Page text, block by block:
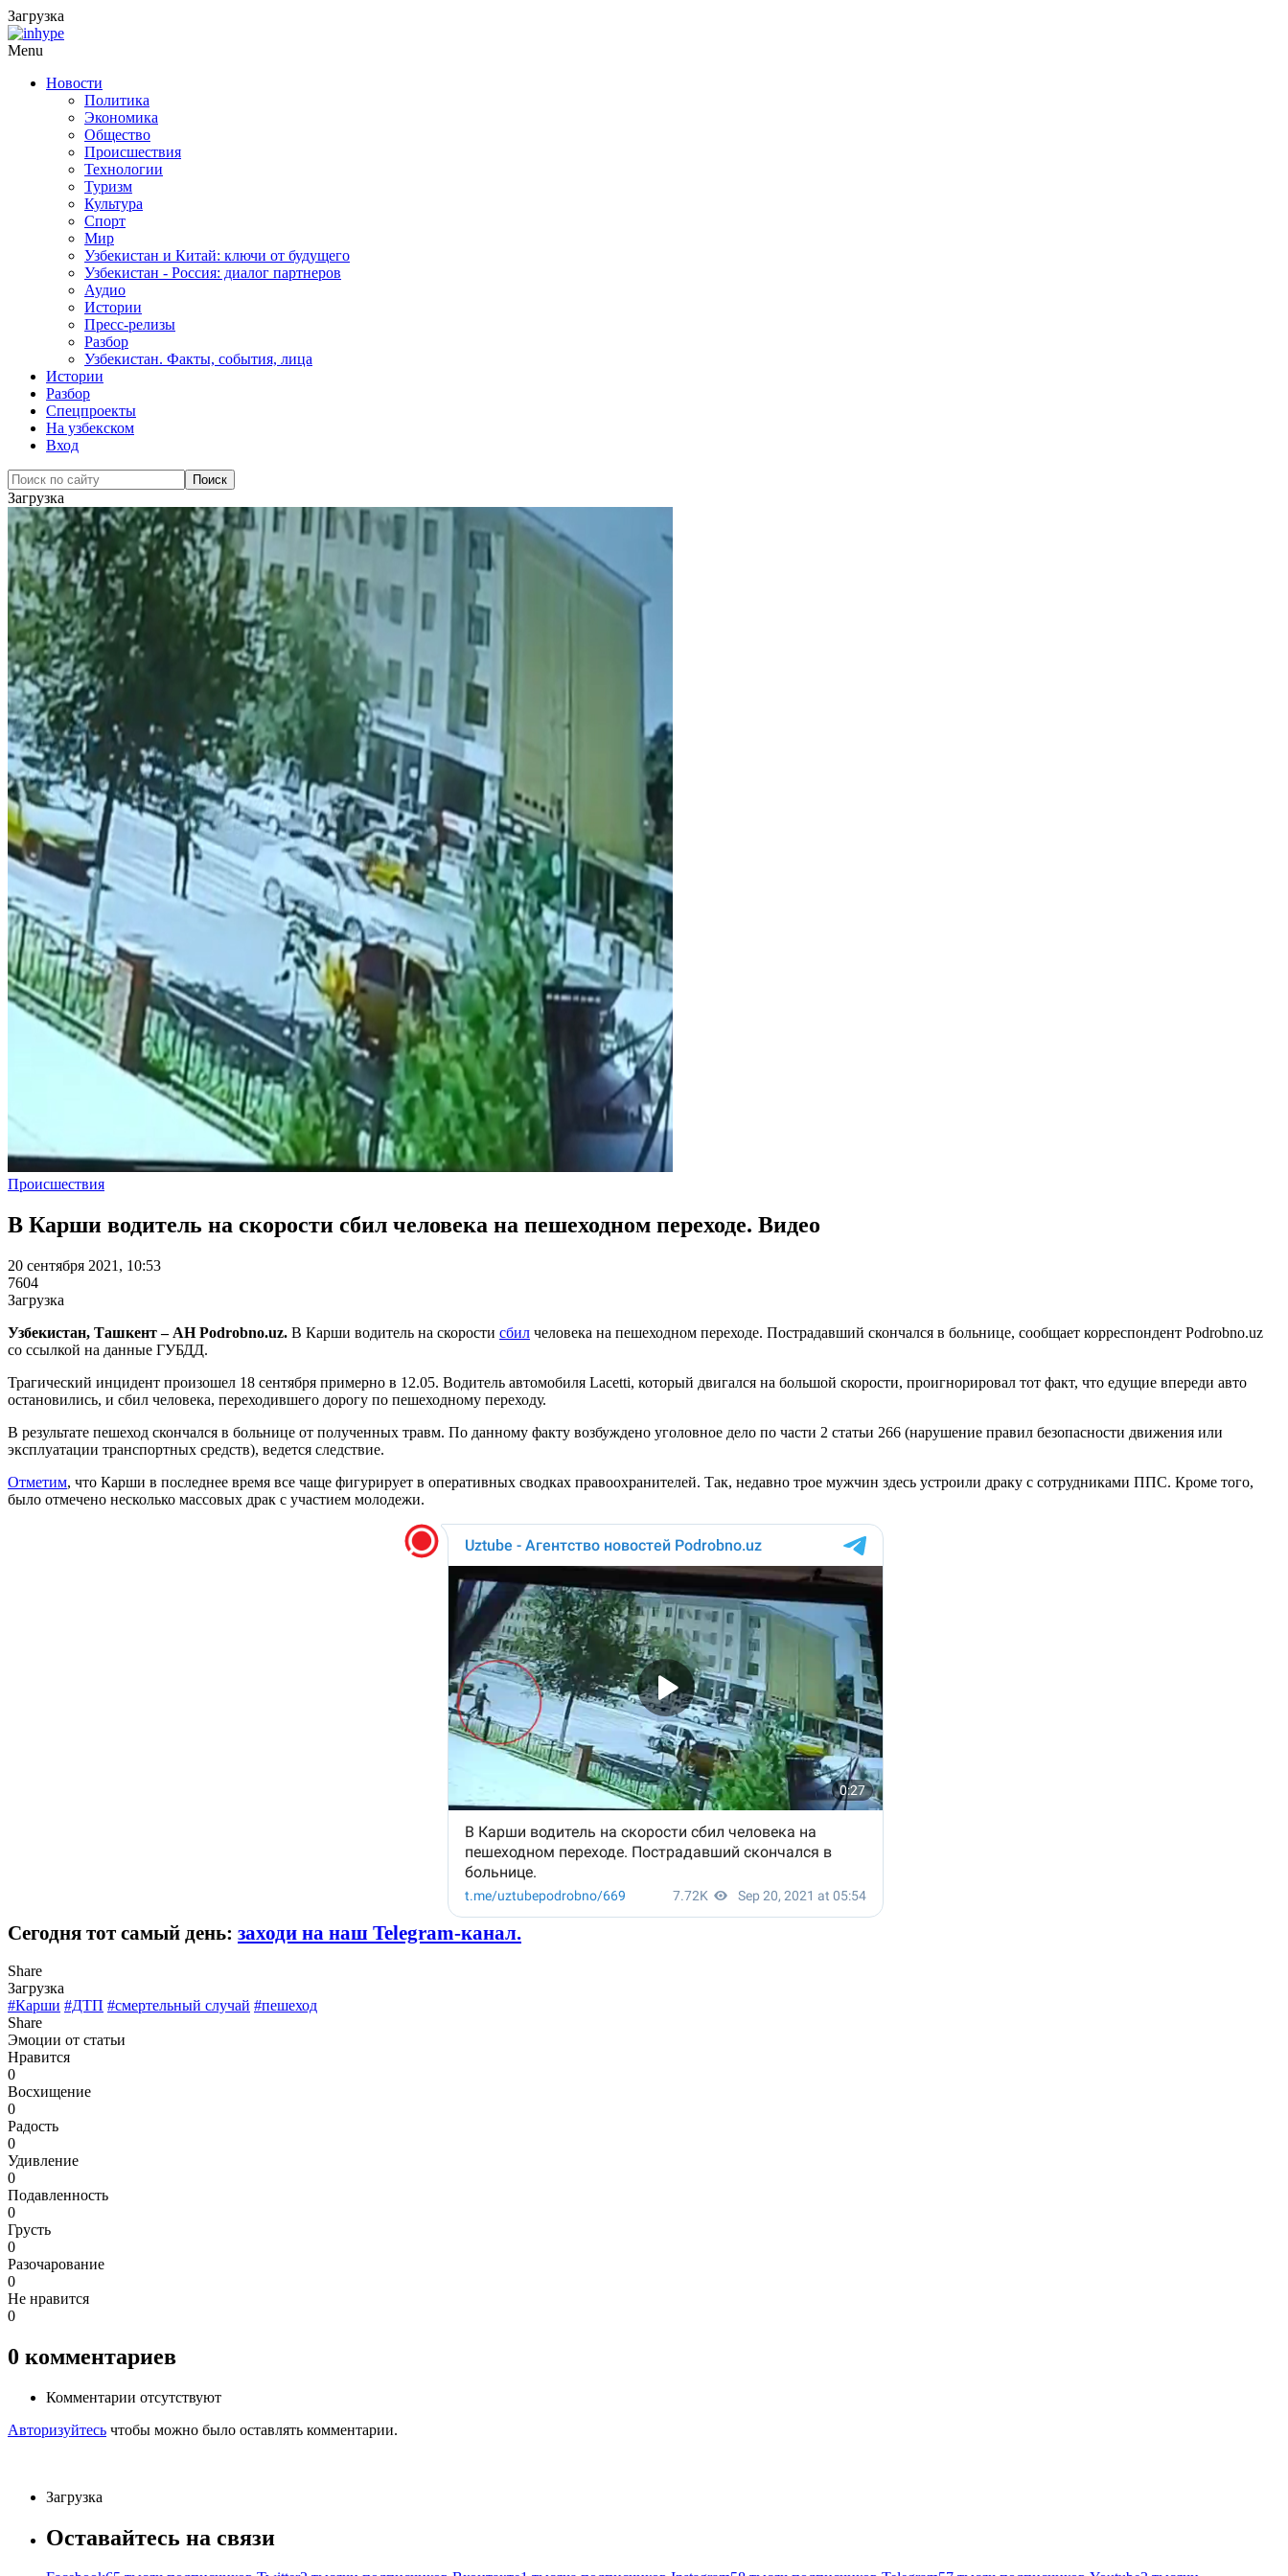
Загрузка
Menu
Новости
Политика
Экономика
Общество
Происшествия
Технологии
Туризм
Культура
Спорт
Мир
Узбекистан и Китай: ключи от будущего
Узбекистан - Россия: диалог партнеров
Аудио
Истории
Пресс-релизы
Разбор
Узбекистан. Факты, события, лица
Истории
Разбор
Спецпроекты
На узбекском
Вход
Загрузка
Происшествия
В Карши водитель на скорости сбил человека на пешеходном переходе. Видео
20 сентября 2021, 10:53
7604
Загрузка
Узбекистан, Ташкент – АН Podrobno.uz. В Карши водитель на скорости сбил человека на пешеходном переходе. Пострадавший скончался в больнице, сообщает корреспондент Podrobno.uz
со ссылкой на данные ГУБДД.
Трагический инцидент произошел 18 сентября примерно в 12.05. Водитель автомобиля Lacetti, который двигался на большой скорости, проигнорировал тот факт, что едущие впереди авто
остановились, и сбил человека, переходившего дорогу по пешеходному переходу.
В результате пешеход скончался в больнице от полученных травм. По данному факту возбуждено уголовное дело по части 2 статьи 266 (нарушение правил безопасности движения или
эксплуатации транспортных средств), ведется следствие.
Отметим, что Карши в последнее время все чаще фигурирует в оперативных сводках правоохранителей. Так, недавно трое мужчин здесь устроили драку с сотрудниками ППС. Кроме того,
было отмечено несколько массовых драк с участием молодежи.
Сегодня тот самый день: заходи на наш Telegram-канал.
Share
Загрузка
#Карши #ДТП #смертельный случай #пешеход
Share
Эмоции от статьи
Нравится
0
Восхищение
0
Радость
0
Удивление
0
Подавленность
0
Грусть
0
Разочарование
0
Не нравится
0
0 комментариев
Комментарии отсутствуют
Авторизуйтесь чтобы можно было оставлять комментарии.
Загрузка
Оставайтесь на связи